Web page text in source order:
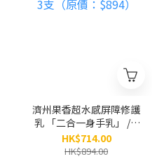
濟州果香超水感屏障修護
乳 「二合一身手乳」 / 3
支（原價：$894）
HK$714.00
HK$894.00